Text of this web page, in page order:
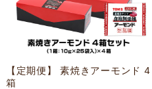
【定期便】 素焼きアーモンド 4
箱